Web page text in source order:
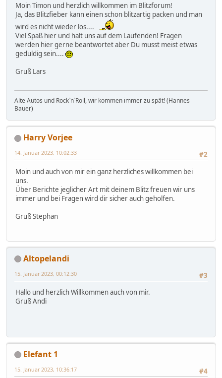
Moin Timon und herzlich willkommen im Blitzforum!
Ja, das Blitzfieber kann einen schon blitzartig packen und man
wird es nicht wieder los....
Viel Spaß hier und halt uns auf dem Laufenden! Fragen
werden hier gerne beantwortet aber Du musst meist etwas
geduldig sein....
Gruß Lars
Alte Autos und RockˋnˋRoll, wir kommen immer zu spät! (Hannes
Bauer)
Harry Vorjee
#2
14. Januar 2023, 10:02:33
Moin und auch von mir ein ganz herzliches willkommen bei
uns.
Über Berichte jeglicher Art mit deinem Blitz freuen wir uns
immer und bei Fragen wird dir sicher auch geholfen.
Gruß Stephan
Altopelandi
#3
15. Januar 2023, 00:12:30
Hallo und herzlich Willkommen auch von mir.
Gruß Andi
Elefant 1
#4
15. Januar 2023, 10:36:17